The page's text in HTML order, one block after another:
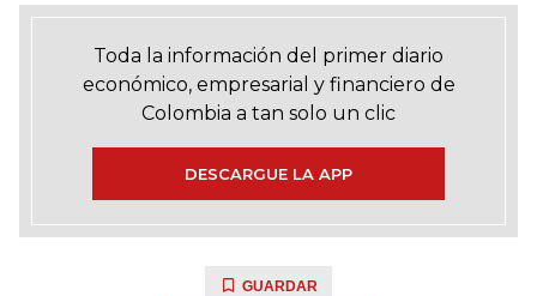
Toda la información del primer diario
económico, empresarial y financiero de
Colombia a tan solo un clic
DESCARGUE LA APP
GUARDAR